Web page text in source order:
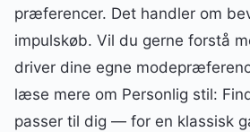
præferencer. Det handler om
impulskøb. Vil du gerne forstå
driver dine egne
læse mere om Personlig stil:
passer til dig — for en klassisk